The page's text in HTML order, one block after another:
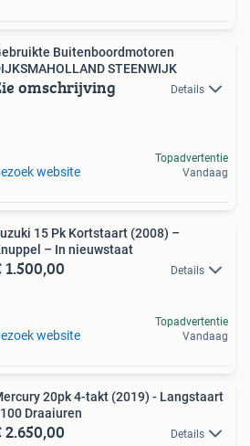
Buitenboordmotoren
STEENWIJK
omschrijving Details
website
Topadvertentie
Vandaag
15 Pk Kortstaart (2008) –
– In nieuwstaat
1.500,00 Details
website
Topadvertentie
Vandaag
20pk 4-takt (2019) - Langstaart
Draaiuren
2.650,00 Details